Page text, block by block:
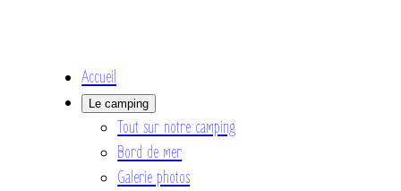
Accueil
Le camping
Tout sur notre camping
Bord de mer
Galerie photos